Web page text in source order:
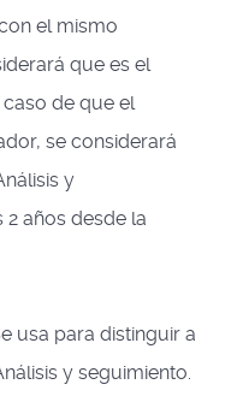
el mismo
que es el
de que el
se considerará
y
años desde la
usa para distinguir a
y seguimiento.